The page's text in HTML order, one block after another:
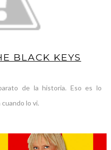
BLACK KEYS
de la historia. Eso es lo
lo vi.